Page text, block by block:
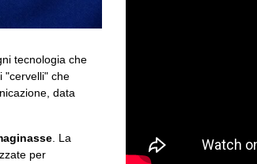
tecnologia che
"cervelli" che
data
. La
per